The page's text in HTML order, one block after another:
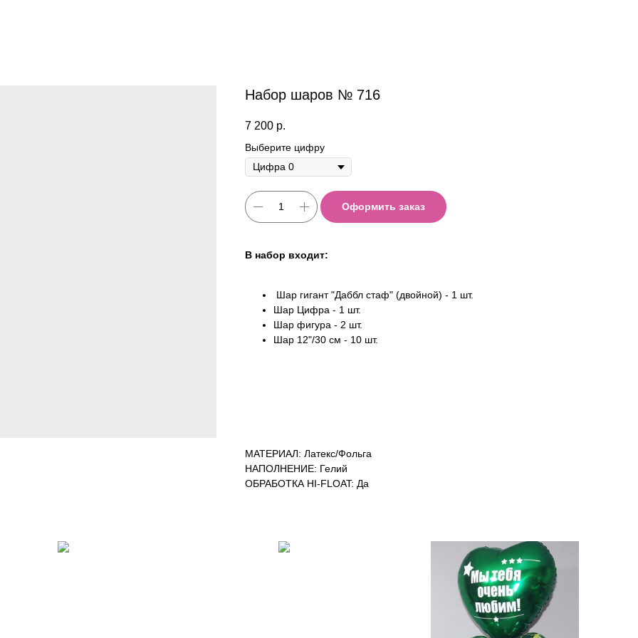
Набор шаров № 716
7 200 р.
Выберите цифру
Оформить заказ
В набор входит:
Шар гигант "Даббл стаф" (двойной) - 1 шт.
Шар Цифра - 1 шт.
Шар фигура - 2 шт.
Шар 12"/30 см - 10 шт.
МАТЕРИАЛ: Латекс/Фольга
НАПОЛНЕНИЕ: Гелий
ОБРАБОТКА HI-FLOAT: Да